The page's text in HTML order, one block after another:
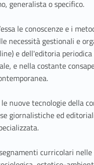
generalista o specifico.
le conoscenze e i
necessità gestionali e
e dell'editoria
e nella costante
nuove tecnologie della
giornalistiche ed
curricolari